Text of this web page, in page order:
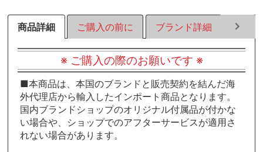
商品詳細 ご購入の前に ブランド詳細 ラッ
※ ご購入の際のお願いです ※
■本商品は、本国のブランドと販売契約を結んだ海
外代理店から輸入したインポート商品となります。
国内ブランドショップのオリジナル付属品が付かな
い場合や、ショップでのアフターサービスが適用さ
れない場合があります。